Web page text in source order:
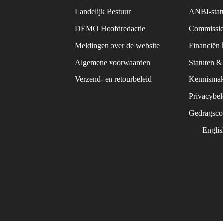
Landelijk Bestuur
DEMO Hoofdredactie
Meldingen over de website
Algemene voorwaarden
Verzend- en retourbeleid
ANBI-
Financiën
Statuten